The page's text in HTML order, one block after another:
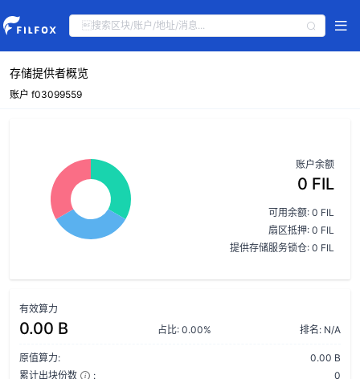
存储提供者概览
账户 f03099559
账户余额
0 FIL
可用余额: 0 FIL
扇区抵押: 0 FIL
提供存储服务锁仓: 0 FIL
有效算力
0.00 B 占比: 0.00% 排名: N/A
原值算力:
0.00 B
累计出块份数
:
0